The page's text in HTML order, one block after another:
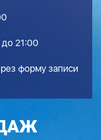
до 21:00
форму записи